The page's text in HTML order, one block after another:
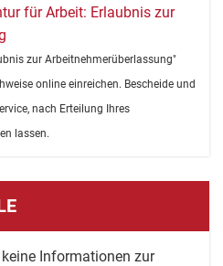
für Arbeit: Erlaubnis zur
zur Arbeitnehmerüberlassung"
online einreichen. Bescheide und
nach Erteilung Ihres
lassen.
Informationen zur